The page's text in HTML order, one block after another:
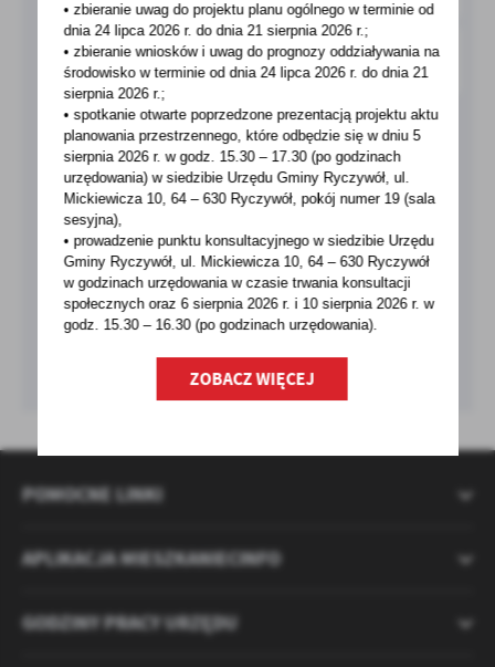
POMOCNE LINKI
APLIKACJA MIESZKANIECINFO
GODZINY PRACY URZĘDU
• zbieranie uwag do projektu planu ogólnego w terminie od
dnia 24 lipca 2026 r. do dnia 21 sierpnia 2026 r.;
• zbieranie wniosków i uwag do prognozy oddziaływania na
środowisko w terminie od dnia 24 lipca 2026 r. do dnia 21
sierpnia 2026 r.;
• spotkanie otwarte poprzedzone prezentacją projektu aktu
planowania przestrzennego, które odbędzie się w dniu 5
sierpnia 2026 r.w godz. 15.30 – 17.30 (po godzinach
urzędowania) w siedzibie Urzędu Gminy Ryczywół, ul.
Mickiewicza 10, 64 – 630 Ryczywół, pokójnumer 19 (sala
sesyjna),
• prowadzenie punktu konsultacyjnego w siedzibie Urzędu
Gminy Ryczywół, ul. Mickiewicza 10, 64 – 630 Ryczywół
w godzinachurzędowania w czasie trwania konsultacji
społecznych oraz 6 sierpnia 2026 r. i 10 sierpnia 2026 r. w
godz. 15.30 – 16.30 (po godzinachurzędowania).
ZOBACZ WIĘCEJ